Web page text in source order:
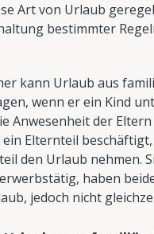
Art von Urlaub
bestimmter
kann Urlaub aus
wenn er ein Kind
Anwesenheit der Eltern
Elternteil
den Urlaub nehmen.
haben
jedoch nicht